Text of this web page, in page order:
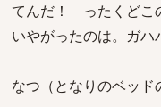
てんだ！ ったくど
いやがったのは。ガハ
なつ（となりのベッ